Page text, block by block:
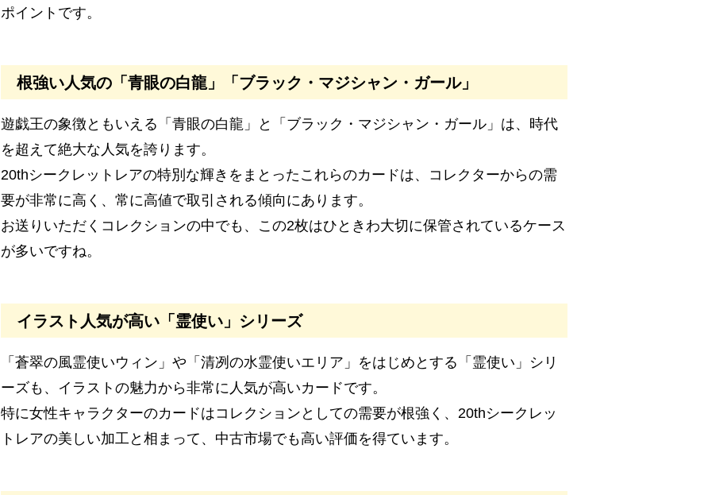
ポイントです。
根強い人気の「青眼の白龍」「ブラック・マジシャン・ガール」
遊戯王の象徴ともいえる「青眼の白龍」と「ブラック・マジシャン・ガール」は、時代
を超えて絶大な人気を誇ります。
20thシークレットレアの特別な輝きをまとったこれらのカードは、コレクターからの需
要が非常に高く、常に高値で取引される傾向にあります。
お送りいただくコレクションの中でも、この2枚はひときわ大切に保管されているケース
が多いですね。
イラスト人気が高い「霊使い」シリーズ
「蒼翠の風霊使いウィン」や「清冽の水霊使いエリア」をはじめとする「霊使い」シリ
ーズも、イラストの魅力から非常に人気が高いカードです。
特に女性キャラクターのカードはコレクションとしての需要が根強く、20thシークレッ
トレアの美しい加工と相まって、中古市場でも高い評価を得ています。